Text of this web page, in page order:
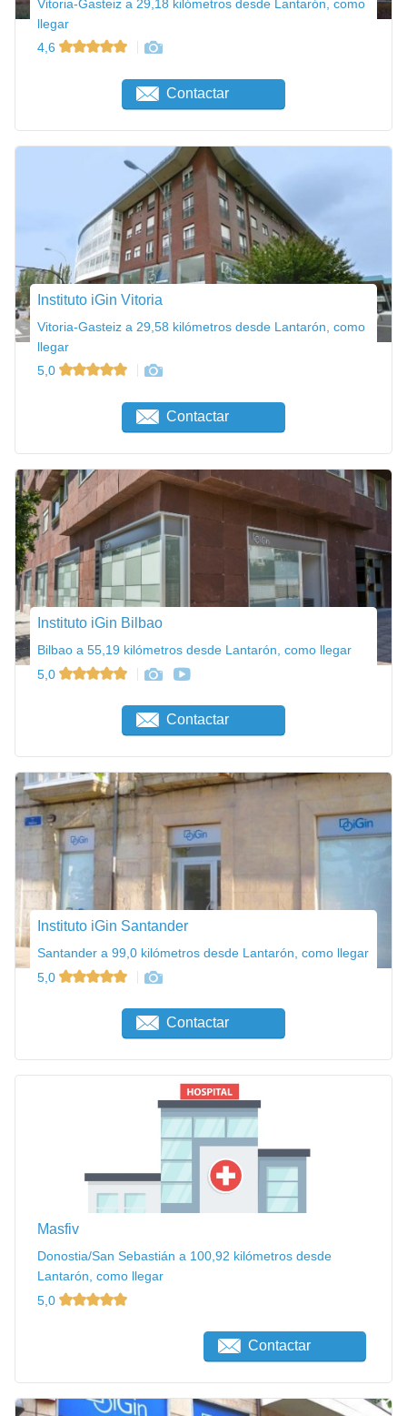
Vitoria-Gasteiz a 29,18 kilómetros desde Lantarón, como
llegar
4,6
Contactar
Instituto iGin Vitoria
Vitoria-Gasteiz a 29,58 kilómetros desde Lantarón, como
llegar
5,0
Contactar
Instituto iGin Bilbao
Bilbao a 55,19 kilómetros desde Lantarón, como llegar
5,0
Contactar
Instituto iGin Santander
Santander a 99,0 kilómetros desde Lantarón, como llegar
5,0
Contactar
Masfiv
Donostia/San Sebastián a 100,92 kilómetros desde
Lantarón, como llegar
5,0
Contactar